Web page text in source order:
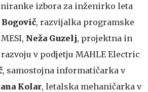
izbora za inženirko leta
, razvijalka programske
Neža Guzelj, projektna in
v podjetju MAHLE Electric
, samostojna informatičarka v
Kolar, letalska mehaničarka v